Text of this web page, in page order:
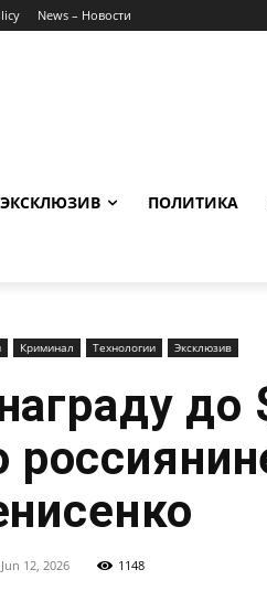
News – Новости
ЭКСКЛЮЗИВ ПОЛИТИКА
Криминал Технологии Эксклюзив
до
Jun 12, 2026 1148